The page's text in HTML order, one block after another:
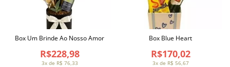
3x de R$ 76,33
R$228,98
Box Um Brinde Ao Nosso Amor
3x de R$ 56,67
R$170,02
Box Blue Heart